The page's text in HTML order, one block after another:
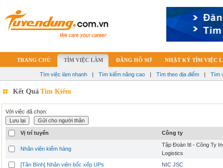
TRANG CHỦ TÌM VIỆC LÀM ĐĂNG HỒ SƠ NHẬT KÝ TÌM VIỆC
Tìm việc làm nhanh | Tìm kiếm nâng cao | Tìm theo địa điểm | Tìm
Kết Quả Tìm Kiếm
Với việc đã chọn:
Vị trí tuyển Công ty
Nhân viên kiểm hàng
Tập Đoàn Itl - Công Ty
Logistics
[Tân Bình] Nhân viên bốc xếp UPs
NIC JSC